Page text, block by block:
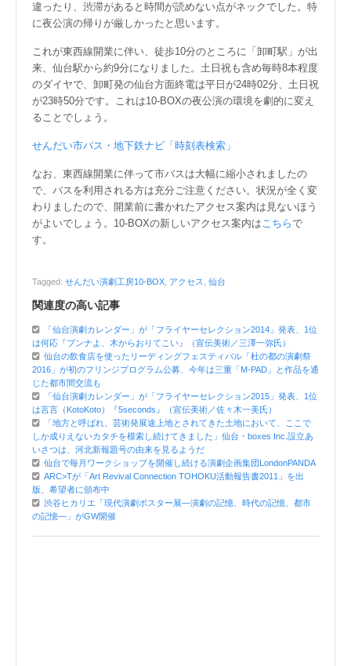
違ったり、渋滞があると時間が読めない点がネックでした。特
に夜公演の帰りが厳しかったと思います。
これが東西線開業に伴い、徒歩10分のところに「卸町駅」が出
来、仙台駅から約9分になりました。土日祝も含め毎時8本程度
のダイヤで、卸町発の仙台方面終電は平日が24時02分、土日祝
が23時50分です。これは10-BOXの夜公演の環境を劇的に変え
ることでしょう。
せんだい市バス・地下鉄ナビ「時刻表検索」
なお、東西線開業に伴って市バスは大幅に縮小されましたの
で、バスを利用される方は充分ご注意ください。状況が全く変
わりましたので、開業前に書かれたアクセス案内は見ないほう
がよいでしょう。10-BOXの新しいアクセス案内はこちらで
す。
Tagged: せんだい演劇工房10-BOX アクセス 仙台
関連度の高い記事
「仙台演劇カレンダー」が「フライヤーセレクション2014」発表、1位
は何応『ブンナよ、木からおりてこい』（宣伝美術／三澤一弥氏）
仙台の飲食店を使ったリーディングフェスティバル「杜の都の演劇祭
2016」が初のフリンジプログラム公募、今年は三重「M-PAD」と作品を通
じた都市間交流も
「仙台演劇カレンダー」が「フライヤーセレクション2015」発表、1位
は言言（KotoKoto）『5seconds』（宣伝美術／佐々木一美氏）
「地方と呼ばれ、芸術発展途上地とされてきた土地において、ここで
しか成りえないカタチを模索し続けてきました」仙台・boxes Inc.設立あ
いさつは、河北新報題号の由来を見るようだ
仙台で毎月ワークショップを開催し続ける演劇企画集団LondonPANDA
ARC>Tが「Art Revival Connection TOHOKU活動報告書2011」を出
版、希望者に頒布中
渋谷ヒカリエ「現代演劇ポスター展―演劇の記憶、時代の記憶、都市
の記憶―」がGW開催